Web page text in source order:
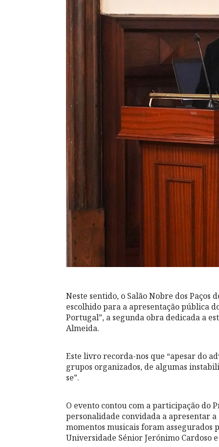
Neste sentido, o Salão Nobre dos Paços
escolhido para a apresentação pública
Portugal”, a segunda obra dedicada a
Almeida.
Este livro recorda-nos que “apesar do
grupos organizados, de algumas
se”.
O evento contou com a participação do
personalidade convidada a apresentar
momentos musicais foram assegurados
Universidade Sénior Jerónimo Cardoso